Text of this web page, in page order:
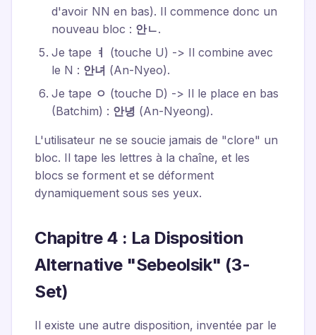
d'avoir NN en bas). Il commence donc un
nouveau bloc : 안ㄴ.
Je tape ㅕ
(touche U) -> Il combine avec
le N : 안녀 (An-Nyeo).
Je tape ㅇ (touche D) -> Il le place en bas
(Batchim) : 안녕 (An-Nyeong).
L'utilisateur ne se soucie jamais de "clore" un
bloc. Il tape les lettres à la chaîne, et les
blocs se forment et se déforment
dynamiquement sous ses yeux.
Chapitre 4 : La Disposition
Alternative "Sebeolsik" (3-
Set)
Il existe une autre disposition, inventée par le